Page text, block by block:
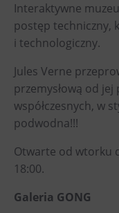
Muzeum
Przekąski
Bolt Café
Kawiarnia
L’Osteria
Restaurace VP ART
Bistropen
Interaktywne
postęp techniczny,
i technologiczny.
Jules Verne
przemysłową od
współczesnych, w
podwodna!!!
Otwarte od wtorku
18:00.
Galeria GONG